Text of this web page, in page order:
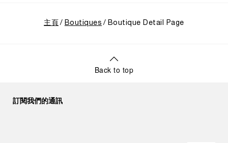
主頁 Boutiques Boutique Detail Page
Back to top
訂閱我們的通訊